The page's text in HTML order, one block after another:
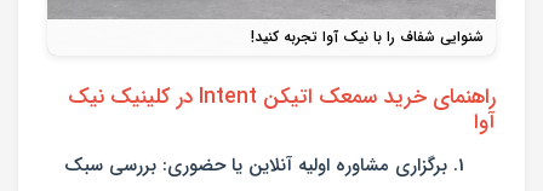
شنوایی شفاف را با نیک آوا تجربه کنید!
راهنمای خرید سمعک اتیکن Intent در کلینیک نیک
آوا
برگزاری مشاوره اولیه آنلاین یا حضوری: بررسی سبک